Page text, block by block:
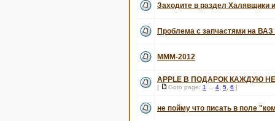
Заходите в раздел Халявщики
Проблема с запчастями на ВАЗ
МММ-2012
APPLE В ПОДАРОК КАЖДУЮ
[ Goto page: 1 4 5 6 ]
не пойму что писать в поле